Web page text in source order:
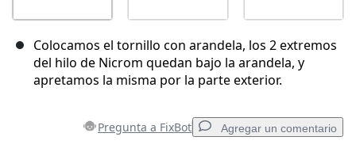
Colocamos el tornillo con arandela, los 2 extremos
del hilo de Nicrom quedan bajo la arandela, y
apretamos la misma por la parte exterior.
Pregunta a FixBot Agregar un comentario